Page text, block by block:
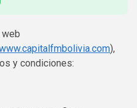
),
y condiciones: